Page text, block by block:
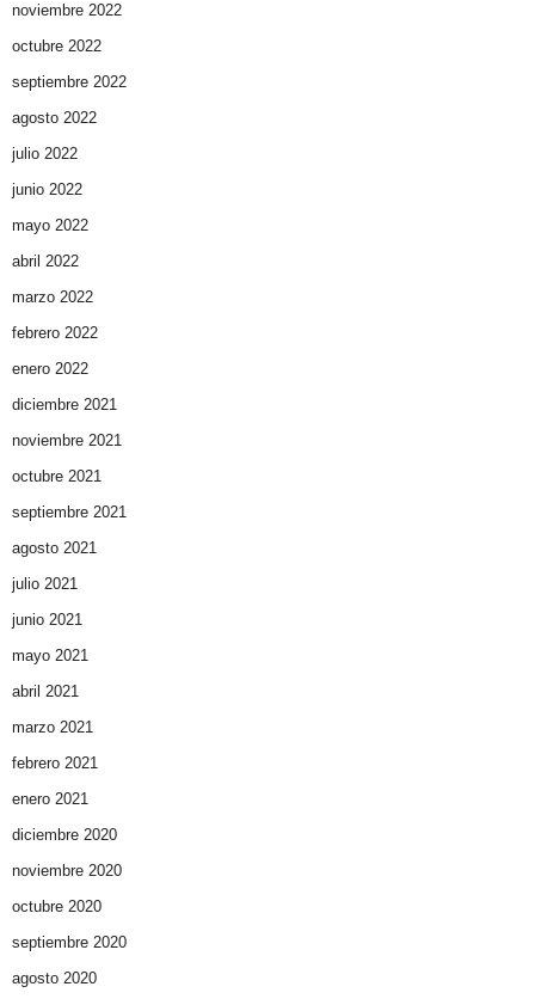
noviembre 2022
octubre 2022
septiembre 2022
agosto 2022
julio 2022
junio 2022
mayo 2022
abril 2022
marzo 2022
febrero 2022
enero 2022
diciembre 2021
noviembre 2021
octubre 2021
septiembre 2021
agosto 2021
julio 2021
junio 2021
mayo 2021
abril 2021
marzo 2021
febrero 2021
enero 2021
diciembre 2020
noviembre 2020
octubre 2020
septiembre 2020
agosto 2020